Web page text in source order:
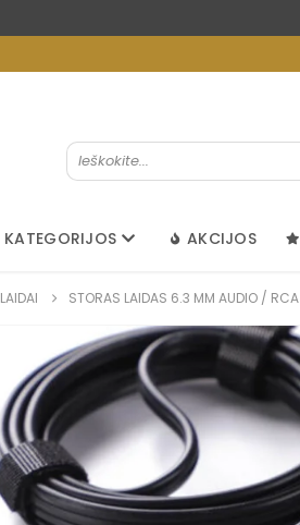
KATEGORIJOS AKCIJOS
LAIDAI STORAS LAIDAS 6.3 MM AUDIO / RCA